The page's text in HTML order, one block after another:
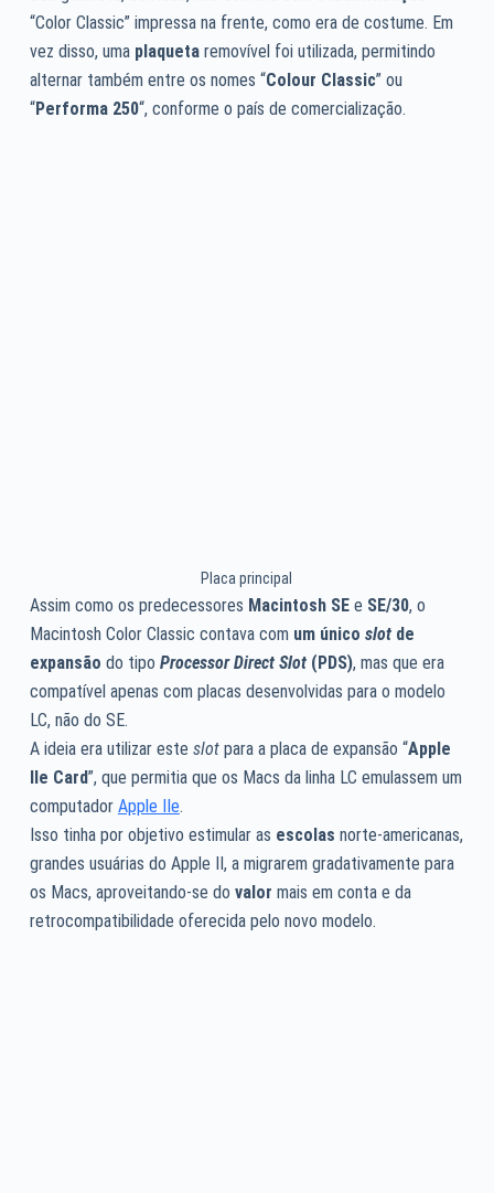
“Color Classic” impressa na frente, como era de costume. Em
vez disso, uma plaqueta removível foi utilizada, permitindo
alternar também entre os nomes “Colour Classic” ou
“Performa 250“, conforme o país de comercialização.
Placa principal
Assim como os predecessores Macintosh SEe SE/30, o
Macintosh Color Classic contava com um único slot de
expansão do tipo Processor Direct Slot(PDS), mas que era
compatível apenas com placas desenvolvidas para o modelo
LC, não do SE.
A ideia era utilizar este slot para a placa de expansão “Apple
IIe Card”, que permitia que os Macs da linha LC emulassem um
computador Apple IIe.
Isso tinha por objetivo estimular as escolas norte-americanas,
grandes usuárias do Apple II, a migrarem gradativamente para
os Macs, aproveitando-se do valor mais em conta e da
retrocompatibilidade oferecida pelo novo modelo.